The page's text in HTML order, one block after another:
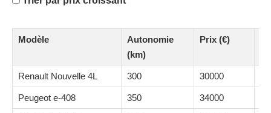
Modèle
Autonomie
(km)
Prix (€)
Renault Nouvelle 4L 300 30000
Peugeot e-408 350 34000